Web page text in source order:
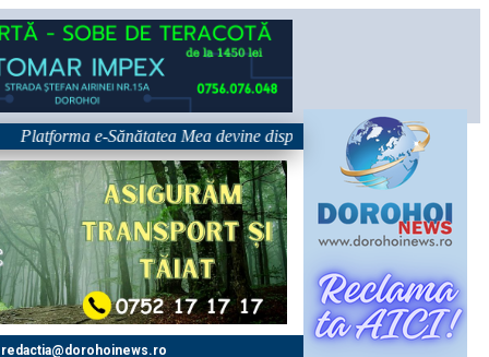
e-Sănătatea Mea devine disponibilă pe 1 septembrie:
redactia@dorohoinews.ro